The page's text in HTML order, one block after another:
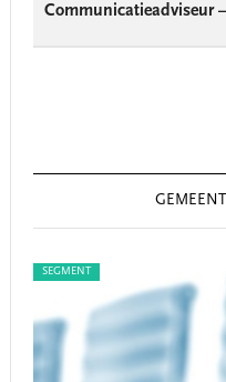
Communicatieadviseur
SEGMENT